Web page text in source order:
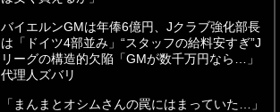
バイエルンGMは年俸6億円、Jクラブ強化部長
は「ドイツ4部並み」“スタッフの給料安すぎ”J
リーグの構造的欠陥「GMが数千万円なら…」
代理人ズバリ
「まんまとオシムさんの罠にはまっていた…」